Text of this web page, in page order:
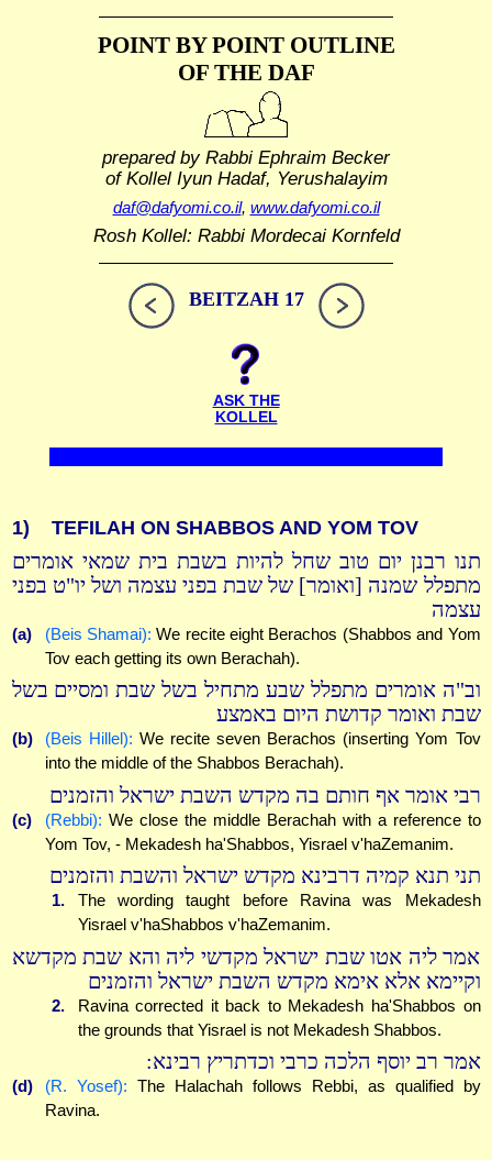
POINT BY POINT OUTLINE
OF THE DAF
prepared by Rabbi Ephraim Becker
of Kollel Iyun Hadaf, Yerushalayim
daf@dafyomi.co.il, www.dafyomi.co.il
Rosh Kollel: Rabbi Mordecai Kornfeld
BEITZAH 17
ASK THE
KOLLEL
1) TEFILAH ON SHABBOS AND YOM TOV
תנו רבנן יום טוב שחל להיות בשבת בית שמאי אומרים
מתפלל שמנה [ואומר] של שבת בפני עצמה ושל יו"ט בפני
עצמה
(a) (Beis Shamai): We recite eight Berachos (Shabbos and Yom
Tov each getting its own Berachah).
וב"ה אומרים מתפלל שבע מתחיל בשל שבת ומסיים בשל
שבת ואומר קדושת היום באמצע
(b) (Beis Hillel): We recite seven Berachos (inserting Yom Tov
into the middle of the Shabbos Berachah).
רבי אומר אף חותם בה מקדש השבת ישראל והזמנים
(c) (Rebbi): We close the middle Berachah with a reference to
Yom Tov, - Mekadesh ha'Shabbos, Yisrael v'haZemanim.
תני תנא קמיה דרבינא מקדש ישראל והשבת והזמנים
1.
The wording taught before Ravina was Mekadesh
Yisrael v'haShabbos v'haZemanim.
אמר ליה אטו שבת ישראל מקדשי ליה והא שבת מקדשא
וקיימא אלא אימא מקדש השבת ישראל והזמנים
2.
Ravina corrected it back to Mekadesh ha'Shabbos on
the grounds that Yisrael is not Mekadesh Shabbos.
אמר רב יוסף הלכה כרבי וכדתריץ רבינא:
(d) (R. Yosef): The Halachah follows Rebbi, as qualified by
Ravina.